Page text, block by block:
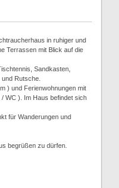
in ruhiger und
Terrassen mit Blick auf die
Sandkasten,
und Rutsche.
) und Ferienwohnungen mit
WC ). Im Haus befindet sich
für Wanderungen und
begrüßen zu dürfen.